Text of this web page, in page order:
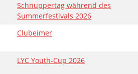
Schnuppertag während des
Summerfestivals 2026
Clubeimer
LYC Youth-Cup 2026